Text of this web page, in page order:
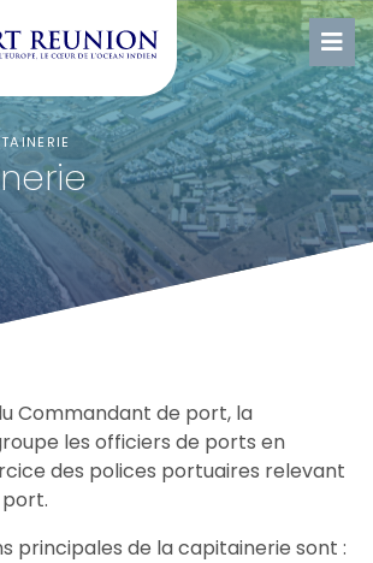
Commandant de port, la
les officiers de ports en
des polices portuaires relevant
principales de la capitainerie sont :